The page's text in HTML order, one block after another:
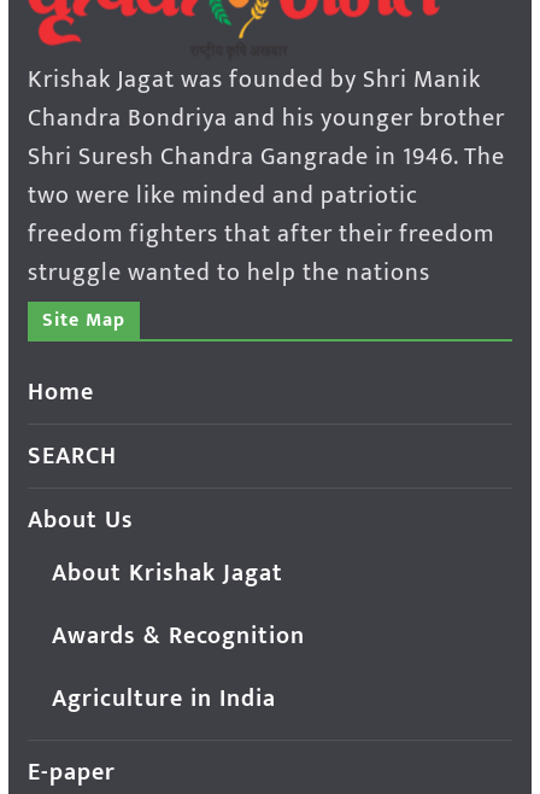
Krishak Jagat was founded by Shri Manik
Chandra Bondriya and his younger brother
Shri Suresh Chandra Gangrade in 1946. The
two were like minded and patriotic
freedom fighters that after their freedom
struggle wanted to help the nations
Site Map
Home
SEARCH
About Us
About Krishak Jagat
Awards & Recognition
Agriculture in India
E-paper